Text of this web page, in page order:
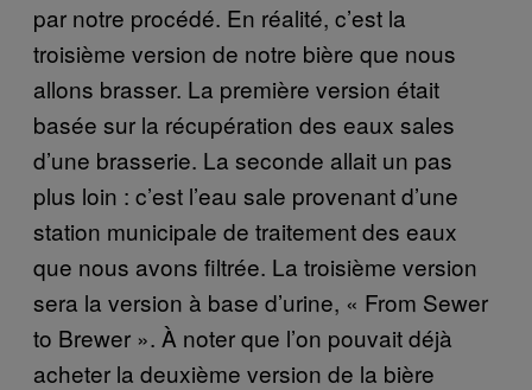
par notre procédé. En réalité, c’est la
troisième version de notre bière que nous
allons brasser. La première version était
basée sur la récupération des eaux sales
d’une brasserie. La seconde allait un pas
plus loin : c’est l’eau sale provenant d’une
station municipale de traitement des eaux
que nous avons filtrée. La troisième version
sera la version à base d’urine, « From Sewer
to Brewer ». À noter que l’on pouvait déjà
acheter la deuxième version de la bière